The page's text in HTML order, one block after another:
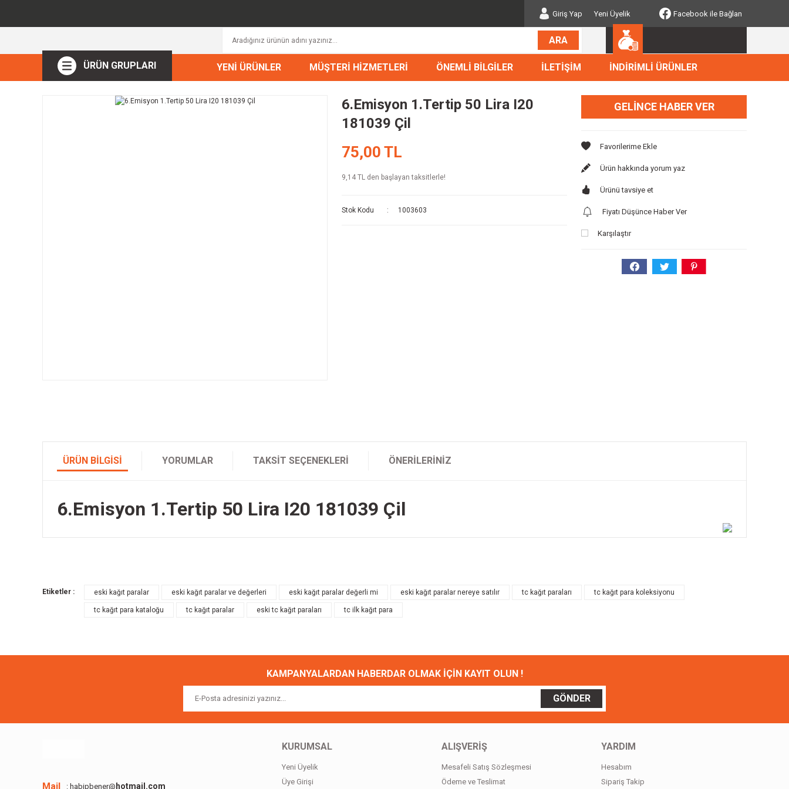
Giriş Yap Yeni Üyelik Facebook ile Bağlan
ARA
ÜRÜN GRUPLARI YENİ ÜRÜNLER MÜŞTERİ HİZMETLERİ ÖNEMLİ BİLGİLER İLETİŞİM İNDİRİMLİ ÜRÜNLER
6.Emisyon 1.Tertip 50 Lira I20
181039 Çil
75,00 TL
9,14 TL den başlayan taksitlerle!
Stok Kodu 1003603
GELINCE HABER VER
Ürün hakkında yorum yaz
Ürünü tavsiye et
Fiyatı Düşünce Haber Ver
Karşılaştır
ÜRÜN BILGISI YORUMLAR TAKSIT SEÇENEKLERI ÖNERILERINIZ
6.Emisyon 1.Tertip 50 Lira I20 181039 Çil
Yorum Yaz
Ürün resmi kalitesiz, bozuk veya görüntülenemiyor.
Ürün açıklamasında eksik bilgiler bulunuyor.
Etiketler : eski kağıt paralar eski kağıt paralar ve değerleri eski kağıt paralar değerli mi eski kağıt paralar nereye satılır tc kağıt paraları tc kağıt para koleksiyonu
tc kağıt para kataloğu tc kağıt paralar eski tc kağıt paraları tc ilk kağıt para
KAMPANYALARDAN HABERDAR OLMAK İÇİN KAYIT OLUN !
GÖNDER
Mail : habipbener@ hotmail.com
KURUMSAL
Yeni Üyelik
Üye Girişi
ALIŞVERİŞ
Mesafeli Satış Sözleşmesi
Ödeme ve Teslimat
YARDIM
Hesabım
Sipariş Takip